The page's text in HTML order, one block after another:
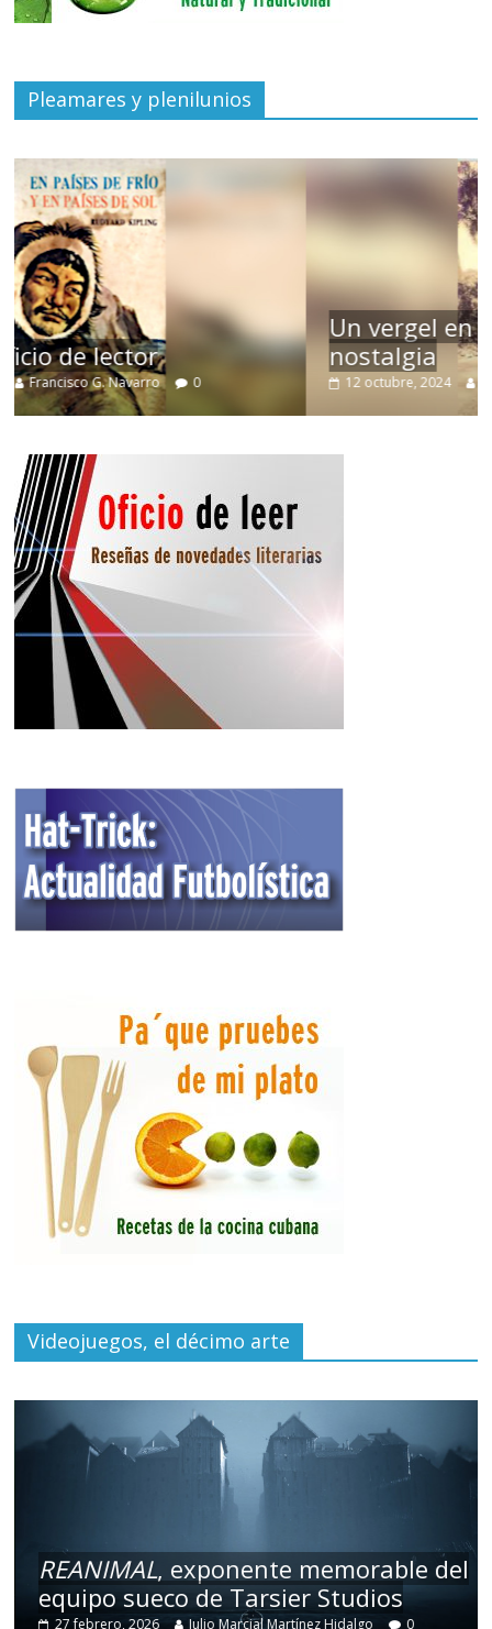
Pleamares y plenilunios
Un vergel en las nieblas de la
nostalgia
12 octubre, 2024 Francisco G. Navarro 0
Videojuegos, el décimo arte
REANIMAL, exponente memorable del
equipo sueco de Tarsier Studios
27 febrero, 2026 Julio Marcial Martínez Hidalgo 0